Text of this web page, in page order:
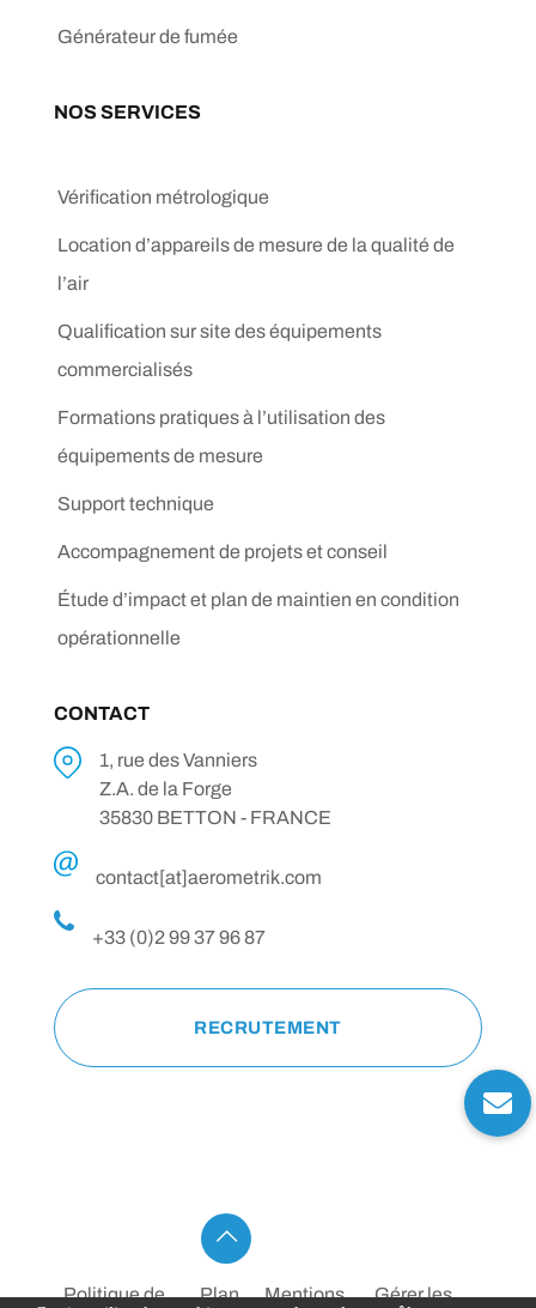
Générateur de fumée
NOS SERVICES
Vérification métrologique
Location d’appareils de mesure de la qualité de
l’air
Qualification sur site des équipements
commercialisés
Formations pratiques à l’utilisation des
équipements de mesure
Support technique
Accompagnement de projets et conseil
Étude d’impact et plan de maintien en condition
opérationnelle
CONTACT
1, rue des Vanniers
Z.A. de la Forge
35830 BETTON - FRANCE
contact[at]aerometrik.com
+33 (0)2 99 37 96 87
RECRUTEMENT
Politique de Plan Mentions Gérer les